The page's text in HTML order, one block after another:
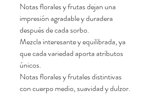
Notas florales y frutas dejan una
impresión agradable y duradera
después de cada sorbo.
Mezcla interesante y equilibrada, ya
que cada variedad aporta atributos
únicos.
Notas florales y frutales distintivas
con cuerpo medio, suavidad y dulzor.